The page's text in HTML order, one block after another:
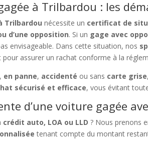
à Trilbardou : les
Trilbardou nécessite un certificat de
d’une opposition. Si un gage avec
envisageable. Dans cette situation, nos
assurer un rachat conforme à la
, en panne, accidenté ou sans carte grise
sécurisé et efficace, vous évitant
d’une voiture gagée
crédit auto, LOA ou LLD ? Nous prenons
tenant compte du montant